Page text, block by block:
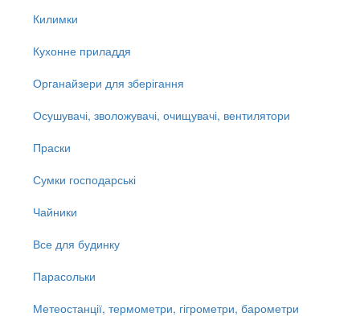
Килимки
Кухонне приладдя
Органайзери для зберігання
Осушувачі, зволожувачі, очищувачі, вентилятори
Праски
Сумки господарські
Чайники
Все для будинку
Парасольки
Метеостанції, термометри, гігрометри, барометри